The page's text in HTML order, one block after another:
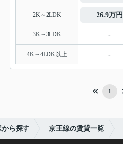
2K～2LDK 26.9万円
3K～3LDK -
4K～4LDK以上 -
1
から探す 京王線の賃貸一覧